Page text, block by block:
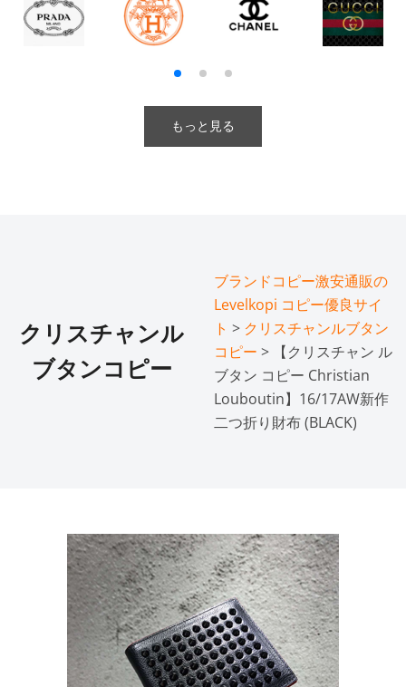
もっと見る
クリスチャンル
ブタンコピー
ブランドコピー激安通販の
Levelkopi コピー優良サイ
ト > クリスチャンルブタン
コピー > 【クリスチャン ル
ブタン コピー Christian
Louboutin】16/17AW新作
二つ折り財布 (BLACK)